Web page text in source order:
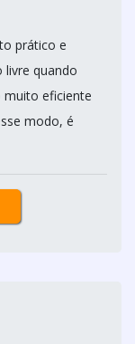
prático e
quando
eficiente
modo, é